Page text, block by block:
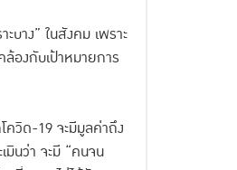
บาง” ในสังคม เพราะ
องกับเป้าหมายการ
ควิด-19 จะมีมูลค่าถึง
นว่า จะมี “คนจน